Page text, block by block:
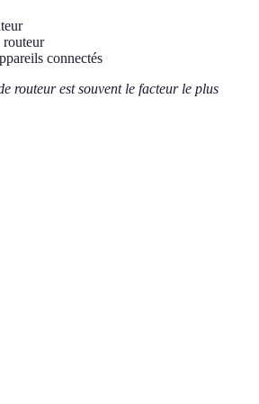
routeur
connectés
routeur est souvent le facteur le plus